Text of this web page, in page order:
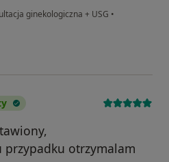
ginekologiczna + USG •
otrzymalam